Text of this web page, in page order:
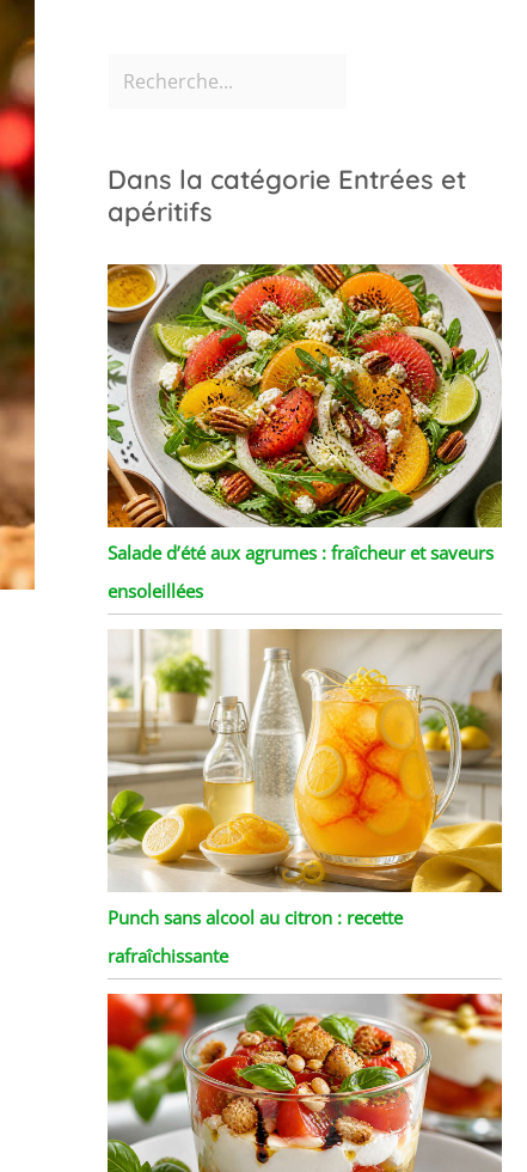
Dans la catégorie Entrées et
apéritifs
Salade d’été aux agrumes : fraîcheur et saveurs
ensoleillées
Punch sans alcool au citron : recette
rafraîchissante